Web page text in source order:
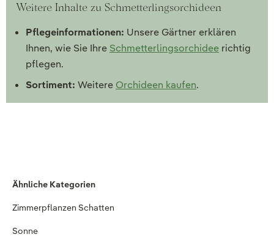
Weitere Inhalte zu Schmetterlingsorchideen
Pflegeinformationen: Unsere Gärtner erklären
Ihnen, wie Sie Ihre Schmetterlingsorchidee richtig
pflegen.
Sortiment: Weitere Orchideen kaufen.
Ähnliche Kategorien
Zimmerpflanzen Schatten
Sonne